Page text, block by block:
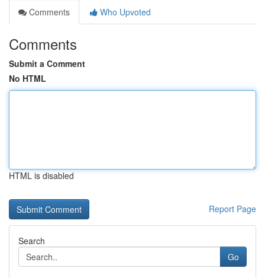
Comments
Who Upvoted
Comments
Submit a Comment
No HTML
HTML is disabled
Report Page
Search
Go